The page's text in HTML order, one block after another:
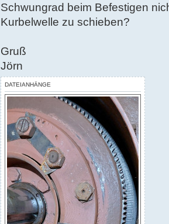
Schwungrad beim Befestigen
Kurbelwelle zu schieben?
Gruß
Jörn
DATEIANHÄNGE